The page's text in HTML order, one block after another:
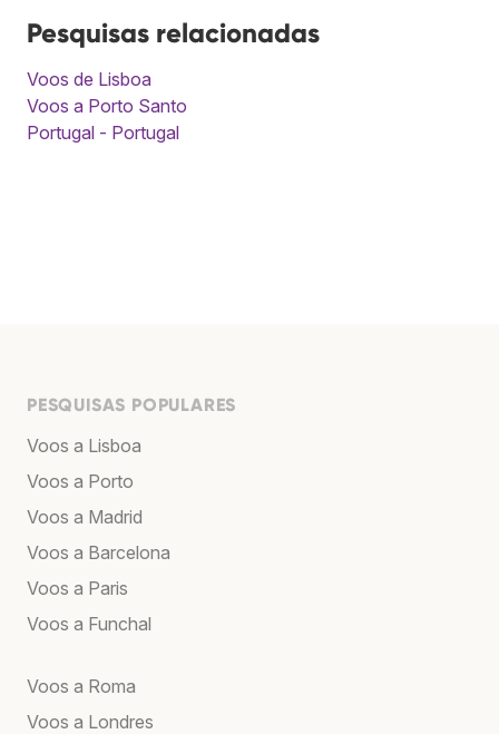
Pesquisas relacionadas
Voos de Lisboa
Voos a Porto Santo
Portugal - Portugal
PESQUISAS POPULARES
Voos a Lisboa
Voos a Porto
Voos a Madrid
Voos a Barcelona
Voos a Paris
Voos a Funchal
Voos a Roma
Voos a Londres